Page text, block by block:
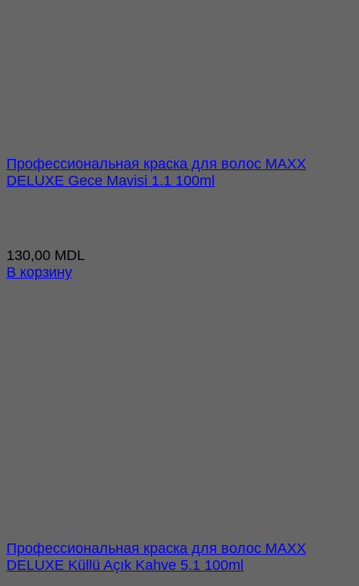
Профессиональная краска для волос MAXX
DELUXE Gece Mavisi 1.1 100ml
130,00 MDL
В корзину
Профессиональная краска для волос MAXX
DELUXE Küllü Açık Kahve 5.1 100ml